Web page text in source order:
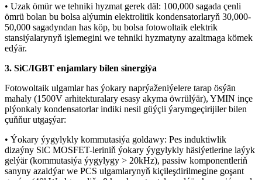
• Uzak ömür we tehniki hyzmat gerek däl: 100,000 sagada çenli
ömrü bolan bu bolsa alýumin elektrolitik kondensatorlaryň 30,000-
50,000 sagadyndan has köp, bu bolsa fotowoltaik elektrik
stansiýalarynyň işlemegini we tehniki hyzmatyny azaltmaga kömek
edýär.
3. SiC/IGBT enjamlary bilen sinergiýa
Fotowoltaik ulgamlar has ýokary naprýaženiýelere tarap ösýän
mahaly (1500V arhitekturalary esasy akyma öwrülýär), YMIN inçe
plýonkaly kondensatorlar indiki nesil güýçli ýarymgeçirijiler bilen
çuňňur utgaşýar:
• Ýokary ýygylykly kommutasiýa goldawy: Pes induktiwlik
dizaýny SiC MOSFET-leriniň ýokary ýygylykly häsiýetlerine laýyk
gelýär (kommutasiýa ýygylygy > 20kHz), passiw komponentleriň
sanyny azaldýar we PCS ulgamlarynyň kiçileşdirilmegine goşant